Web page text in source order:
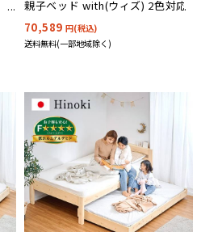
親子ベッド with(ウィズ) 2色対応
70,589 円(税込)
送料無料(一部地域除く)